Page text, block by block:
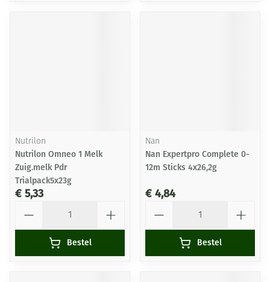
Nutrilon
Nutrilon Omneo 1 Melk
Zuig.melk Pdr
Trialpack5x23g
€ 5,33
Bestel
Nan
Nan Expertpro Complete 0-
12m Sticks 4x26,2g
€ 4,84
Bestel